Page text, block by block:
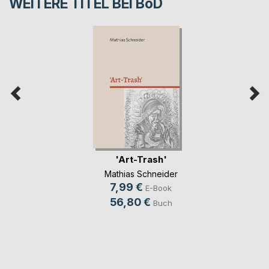
WEITERE TITEL BEI BoD
'Art-Trash'
Mathias Schneider
7,99 € E-Book
56,80 € Buch